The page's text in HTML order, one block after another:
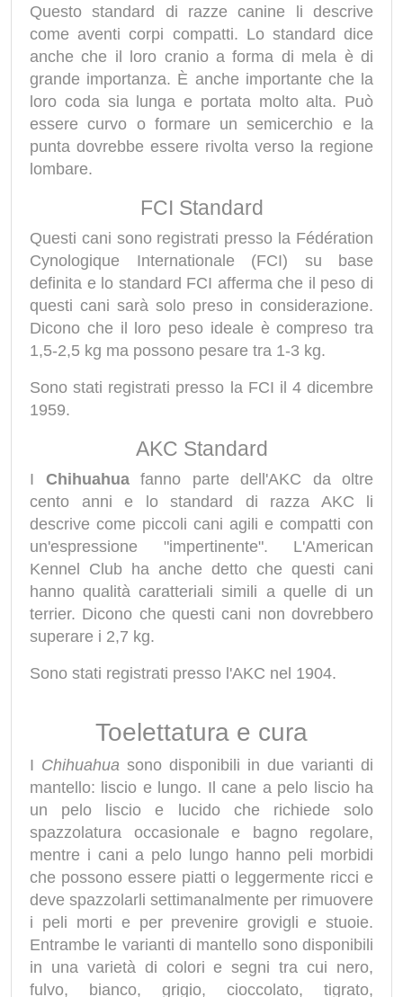
Questo standard di razze canine li descrive
come aventi corpi compatti. Lo standard dice
anche che il loro cranio a forma di mela è di
grande importanza. È anche importante che la
loro coda sia lunga e portata molto alta. Può
essere curvo o formare un semicerchio e la
punta dovrebbe essere rivolta verso la regione
lombare.
FCI Standard
Questi cani sono registrati presso la Fédération
Cynologique Internationale (FCI) su base
definita e lo standard FCI afferma che il peso di
questi cani sarà solo preso in considerazione.
Dicono che il loro peso ideale è compreso tra
1,5-2,5 kg ma possono pesare tra 1-3 kg.
Sono stati registrati presso la FCI il 4 dicembre
1959.
AKC Standard
I Chihuahuafanno parte dell'AKC da oltre
cento anni e lo standard di razza AKC li
descrive come piccoli cani agili e compatti con
un'espressione "impertinente". L'American
Kennel Club ha anche detto che questi cani
hanno qualità caratteriali simili a quelle di un
terrier. Dicono che questi cani non dovrebbero
superare i 2,7 kg.
Sono stati registrati presso l'AKC nel 1904.
Toelettatura e cura
I Chihuahua sono disponibili in due varianti di
mantello: liscio e lungo. Il cane a pelo liscio ha
un pelo liscio e lucido che richiede solo
spazzolatura occasionale e bagno regolare,
mentre i cani a pelo lungo hanno peli morbidi
che possono essere piatti o leggermente ricci e
deve spazzolarli settimanalmente per rimuovere
i peli morti e per prevenire grovigli e stuoie.
Entrambe le varianti di mantello sono disponibili
in una varietà di colori e segni tra cui nero,
fulvo, bianco, grigio, cioccolato, tigrato,